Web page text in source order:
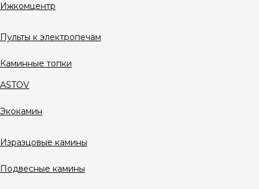
Ижкомцентр
Пульты к электропечам
Каминные топки
ASTOV
Экокамин
Изразцовые камины
Подвесные камины